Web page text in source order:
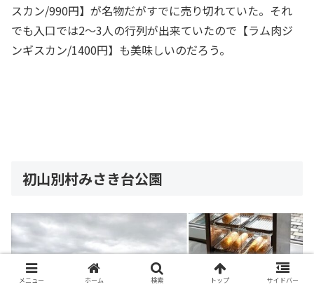
スカン/990円】が名物だがすでに売り切れていた。それ
でも入口では2～3人の行列が出来ていたので【ラム肉ジ
ンギスカン/1400円】も美味しいのだろう。
初山別村みさき台公園
メニュー ホーム 検索 トップ サイドバー